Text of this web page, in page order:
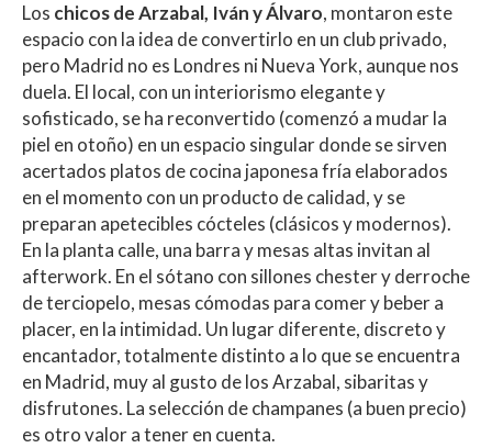
Los chicos de Arzabal, Iván y Álvaro, montaron este
espacio con la idea de convertirlo en un club privado,
pero Madrid no es Londres ni Nueva York, aunque nos
duela. El local, con un interiorismo elegante y
sofisticado, se ha reconvertido (comenzó a mudar la
piel en otoño) en un espacio singular donde se sirven
acertados platos de cocina japonesa fría elaborados
en el momento con un producto de calidad, y se
preparan apetecibles cócteles (clásicos y modernos).
En la planta calle, una barra y mesas altas invitan al
afterwork. En el sótano con sillones chester y derroche
de terciopelo, mesas cómodas para comer y beber a
placer, en la intimidad. Un lugar diferente, discreto y
encantador, totalmente distinto a lo que se encuentra
en Madrid, muy al gusto de los Arzabal, sibaritas y
disfrutones. La selección de champanes (a buen precio)
es otro valor a tener en cuenta.